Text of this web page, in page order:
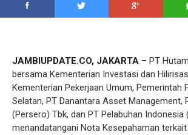
JAMBIUPDATE.CO, JAKARTA – PT
bersama Kementerian Investasi dan
Kementerian Pekerjaan Umum, Pemerintah
Selatan, PT Danantara Asset Management,
(Persero) Tbk, dan PT Pelabuhan Indonesia
menandatangani Nota Kesepahaman